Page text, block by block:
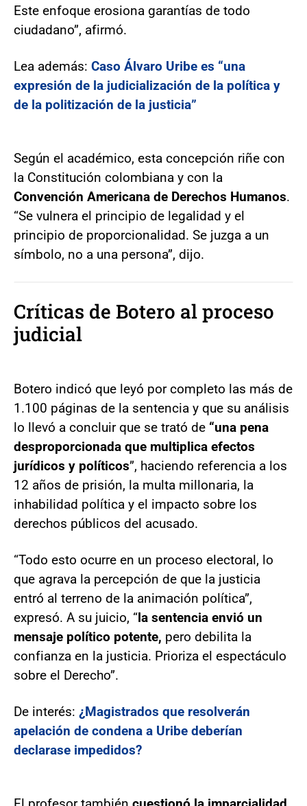
Este enfoque erosiona garantías de todo
ciudadano”, afirmó.
Lea además: Caso Álvaro Uribe es “una
expresión de la judicialización de la política y
de la politización de la justicia”
Según el académico, esta concepción riñe con
la Constitución colombiana y con la
Convención Americana de Derechos Humanos.
“Se vulnera el principio de legalidad y el
principio de proporcionalidad. Se juzga a un
símbolo, no a una persona”, dijo.
Críticas de Botero al proceso
judicial
Botero indicó que leyó por completo las más de
1.100 páginas de la sentencia y que su análisis
lo llevó a concluir que se trató de “una pena
desproporcionada que multiplica efectos
jurídicos y políticos”, haciendo referencia a los
12 años de prisión, la multa millonaria, la
inhabilidad política y el impacto sobre los
derechos públicos del acusado.
“Todo esto ocurre en un proceso electoral, lo
que agrava la percepción de que la justicia
entró al terreno de la animación política”,
expresó. A su juicio, “la sentencia envió un
mensaje político potente, pero debilita la
confianza en la justicia. Prioriza el espectáculo
sobre el Derecho”.
De interés: ¿Magistrados que resolverán
apelación de condena a Uribe deberían
declarase impedidos?